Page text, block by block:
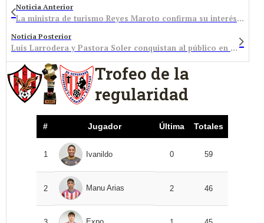
Noticia Anterior
La ministra de turismo Reyes Maroto confirma su interés por asistir al Festival de la Trucha en San Facundo
Noticia Posterior
Luis Larrodera y Pastora Soler conquistan al público en el XLIX Festival del Botillo de Bembibre
Trofeo de la
regularidad
# Jugador Última Totales
1 Ivanildo 0 59
2 Manu Arias 2 46